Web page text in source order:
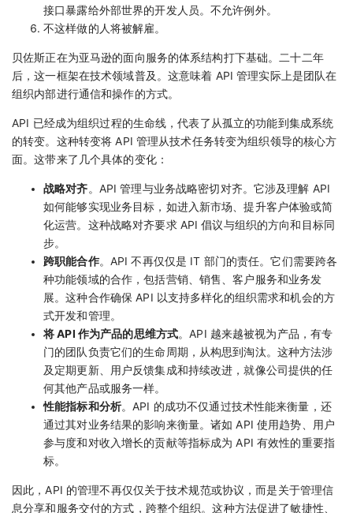
接口暴露给外部世界的开发人员。不允许例外。
不这样做的人将被解雇。
贝佐斯正在为亚马逊的面向服务的体系结构打下基础。二十二年
后，这一框架在技术领域普及。这意味着 API 管理实际上是团队在
组织内部进行通信和操作的方式。
API 已经成为组织过程的生命线，代表了从孤立的功能到集成系统
的转变。这种转变将 API 管理从技术任务转变为组织领导的核心方
面。这带来了几个具体的变化：
战略对齐。API 管理与业务战略密切对齐。它涉及理解 API
如何能够实现业务目标，如进入新市场、提升客户体验或简
化运营。这种战略对齐要求 API 倡议与组织的方向和目标同
步。
跨职能合作。API 不再仅仅是 IT 部门的责任。它们需要跨各
种功能领域的合作，包括营销、销售、客户服务和业务发
展。这种合作确保 API 以支持多样化的组织需求和机会的方
式开发和管理。
将 API 作为产品的思维方式。API 越来越被视为产品，有专
门的团队负责它们的生命周期，从构思到淘汰。这种方法涉
及定期更新、用户反馈集成和持续改进，就像公司提供的任
何其他产品或服务一样。
性能指标和分析。API 的成功不仅通过技术性能来衡量，还
通过其对业务结果的影响来衡量。诸如 API 使用趋势、用户
参与度和对收入增长的贡献等指标成为 API 有效性的重要指
标。
因此，API 的管理不再仅仅关于技术规范或协议，而是关于管理信
息分享和服务交付的方式，跨整个组织。这种方法促进了敏捷性、